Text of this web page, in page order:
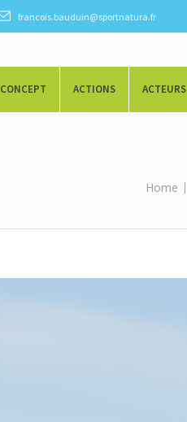
francois.bauduin@sportnatura.fr
CONCEPT ACTIONS ACTEURS
Home